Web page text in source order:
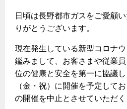
家庭用選択約款
口座振替によるお支払い
クレジットカードによるお支払い
払込書による窓口でのお支払い
安全性
清掃性
ガス給湯器とエコキュートの比較
ガスコンロ
オススメの商品一覧
最新ガスコンロの実力
グリル活用法
コンロの取替えは
私たちのリフォーム
キッチンをリフォーム
バスルームをリフォーム
サニタリーをリフォーム
その他をリフォーム
電力の自由化について
長野都市ガスのでんきのポイント
電気料金 長野都市ガスでんきプラ
Chef Ropia's JOYFUL CUISINE
ヤミーのレシピ帖
法人のお客様
日頃は長野都市ガスをご愛顧
りがとうございます。
現在発生している新型コロナ
鑑みまして、お客さまや従業
位の健康と安全を第一に協議
（金・祝）に開催を予定して
の開催を中止とさせていただく